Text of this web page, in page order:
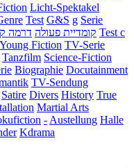
Licht-Spektakel
Test G&S g Serie
קומדיית פעולה דרמה
Test c
Young Fiction TV-Serie
Tanzfilm Science-Fiction
Biographie Docutainment
TV-Sendung
Satire Divers History True
Martial Arts
- Austellung Halle
Kdrama